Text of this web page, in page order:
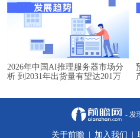
2026年中国AI推理服务器市场分
析 到2031年出货量有望达201万
- 发
关于前瞻 | 加入我们 |